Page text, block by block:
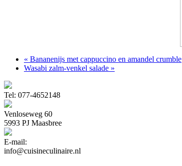
« Bananenijs met cappuccino en amandel crumble
Wasabi zalm-venkel salade »
Tel: 077-4652148
Venloseweg 60
5993 PJ Maasbree
E-mail:
info@cuisineculinaire.nl